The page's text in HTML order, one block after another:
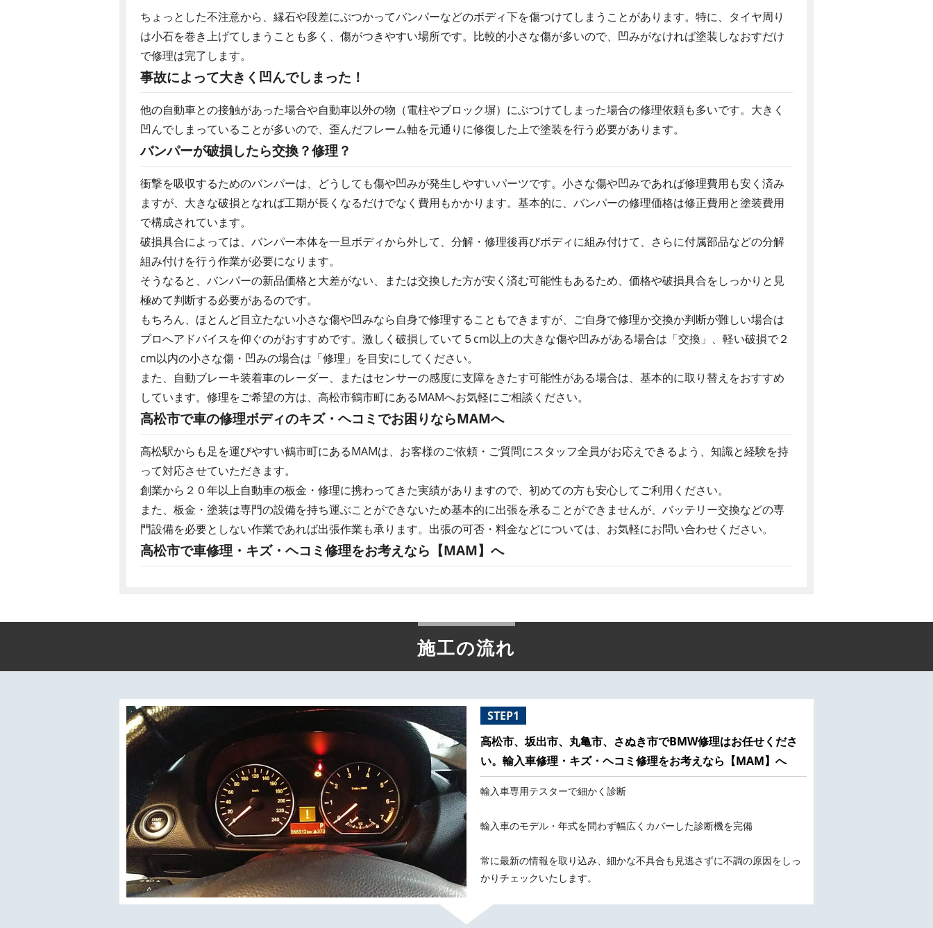
ちょっとした不注意から、縁石や段差にぶつかってバンパーなどのボディ下を傷つけてしまうことがあります。特に、タイヤ周り
は小石を巻き上げてしまうことも多く、傷がつきやすい場所です。比較的小さな傷が多いので、凹みがなければ塗装しなおすだけ
で修理は完了します。
事故によって大きく凹んでしまった！
他の自動車との接触があった場合や自動車以外の物（電柱やブロック塀）にぶつけてしまった場合の修理依頼も多いです。大きく
凹んでしまっていることが多いので、歪んだフレーム軸を元通りに修復した上で塗装を行う必要があります。
バンパーが破損したら交換？修理？
衝撃を吸収するためのバンパーは、どうしても傷や凹みが発生しやすいパーツです。小さな傷や凹みであれば修理費用も安く済み
ますが、大きな破損となれば工期が長くなるだけでなく費用もかかります。基本的に、バンパーの修理価格は修正費用と塗装費用
で構成されています。
破損具合によっては、バンパー本体を一旦ボディから外して、分解・修理後再びボディに組み付けて、さらに付属部品などの分解
組み付けを行う作業が必要になります。
そうなると、バンパーの新品価格と大差がない、または交換した方が安く済む可能性もあるため、価格や破損具合をしっかりと見
極めて判断する必要があるのです。
もちろん、ほとんど目立たない小さな傷や凹みなら自身で修理することもできますが、ご自身で修理か交換か判断が難しい場合は
プロへアドバイスを仰ぐのがおすすめです。激しく破損していて５cm以上の大きな傷や凹みがある場合は「交換」、軽い破損で２
cm以内の小さな傷・凹みの場合は「修理」を目安にしてください。
また、自動ブレーキ装着車のレーダー、またはセンサーの感度に支障をきたす可能性がある場合は、基本的に取り替えをおすすめ
しています。修理をご希望の方は、高松市鶴市町にあるMAMへお気軽にご相談ください。
高松市で車の修理ボディのキズ・ヘコミでお困りならMAMへ
高松駅からも足を運びやすい鶴市町にあるMAMは、お客様のご依頼・ご質問にスタッフ全員がお応えできるよう、知識と経験を持
って対応させていただきます。
創業から２０年以上自動車の板金・修理に携わってきた実績がありますので、初めての方も安心してご利用ください。
また、板金・塗装は専門の設備を持ち運ぶことができないため基本的に出張を承ることができませんが、バッテリー交換などの専
門設備を必要としない作業であれば出張作業も承ります。出張の可否・料金などについては、お気軽にお問い合わせください。
高松市で車修理・キズ・ヘコミ修理をお考えなら【MAM】へ
施工の流れ
STEP1
高松市、坂出市、丸亀市、さぬき市でBMW修理はお任せくださ
い。輸入車修理・キズ・ヘコミ修理をお考えなら【MAM】へ
輸入車専用テスターで細かく診断
輸入車のモデル・年式を問わず幅広くカバーした診断機を完備
常に最新の情報を取り込み、細かな不具合も見逃さずに不調の原因をしっ
かりチェックいたします。